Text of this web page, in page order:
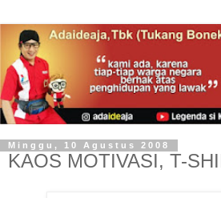
Minggu, 10 Agustus 2008
KAOS MOTIVASI, T-